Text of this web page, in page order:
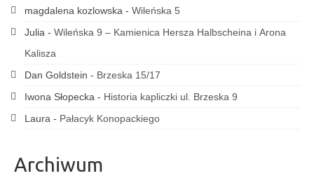
magdalena kozlowska - Wileńska 5
Julia - Wileńska 9 – Kamienica Hersza Halbscheina i Arona
Kalisza
Dan Goldstein - Brzeska 15/17
Iwona Słopecka - Historia kapliczki ul. Brzeska 9
Laura - Pałacyk Konopackiego
Archiwum